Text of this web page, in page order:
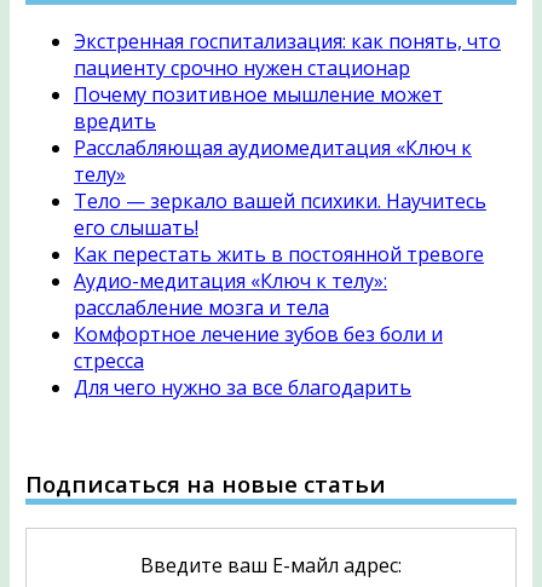
Экстренная госпитализация: как понять, что
пациенту срочно нужен стационар
Почему позитивное мышление может
вредить
Расслабляющая аудиомедитация «Ключ к
телу»
Тело — зеркало вашей психики. Научитесь
его слышать!
Как перестать жить в постоянной тревоге
Аудио-медитация «Ключ к телу»:
расслабление мозга и тела
Комфортное лечение зубов без боли и
стресса
Для чего нужно за все благодарить
Подписаться на новые статьи
Введите ваш Е-майл адрес: